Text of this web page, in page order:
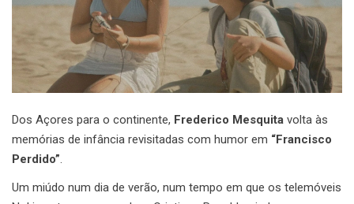
Dos Açores para o continente, Frederico Mesquita volta às
memórias de infância revisitadas com humor em “Francisco
Perdido”.
Um miúdo num dia de verão, num tempo em que os telemóveis